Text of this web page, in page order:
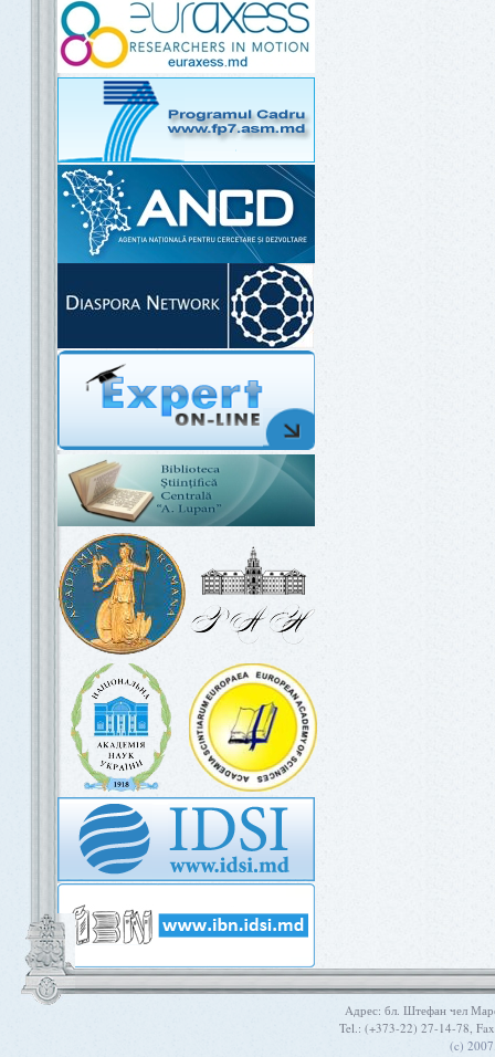
Aдрес: бл. Штефан чел
Tel.: (+373-22) 27-14-78,
(c)